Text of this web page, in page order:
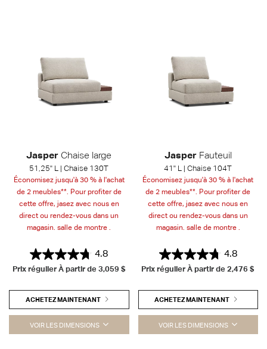
Jasper Chaise large
51,25" L | Chaise 130T
Économisez jusqu'à 30 % à l'achat
de 2 meubles**. Pour profiter de
cette offre, jasez avec nous en
direct ou rendez-vous dans un
magasin. salle de montre .
4.8
Prix régulier À partir de 3,059 $
ACHETEZ MAINTENANT
VOIR LES DIMENSIONS
JasperFauteuil
41" L | Chaise 104T
Économisez jusqu'à 30 % à l'achat
de 2 meubles**. Pour profiter de
cette offre, jasez avec nous en
direct ou rendez-vous dans un
magasin. salle de montre .
4.8
Prix régulier À partir de2,476 $
ACHETEZ MAINTENANT
VOIR LES DIMENSIONS